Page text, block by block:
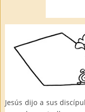
Jesús dijo a sus